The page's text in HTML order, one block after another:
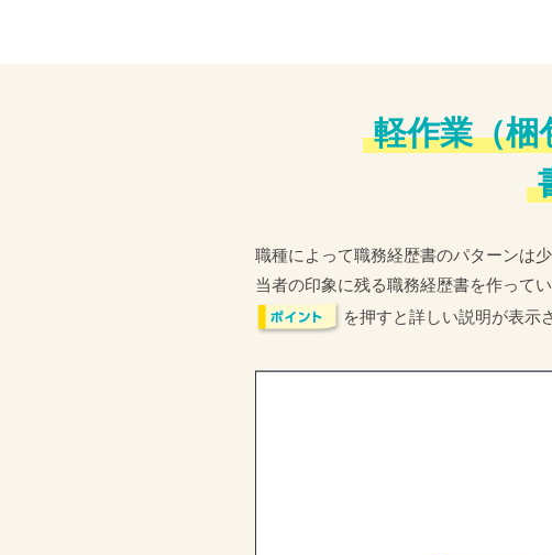
軽作業（梱
職種によって職務経歴書のパターンは
当者の印象に残る職務経歴書を作って
を押すと詳しい説明が表示